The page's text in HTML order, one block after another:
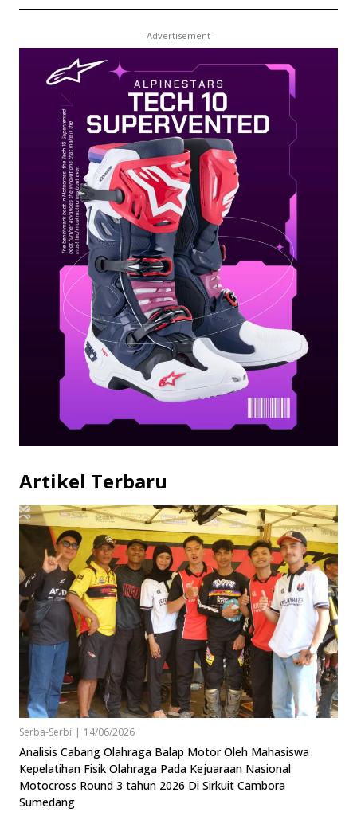
- Advertisement -
Artikel Terbaru
Serba-Serbi | 14/06/2026
Analisis Cabang Olahraga Balap Motor Oleh Mahasiswa
Kepelatihan Fisik Olahraga Pada Kejuaraan Nasional
Motocross Round 3 tahun 2026 Di Sirkuit Cambora
Sumedang